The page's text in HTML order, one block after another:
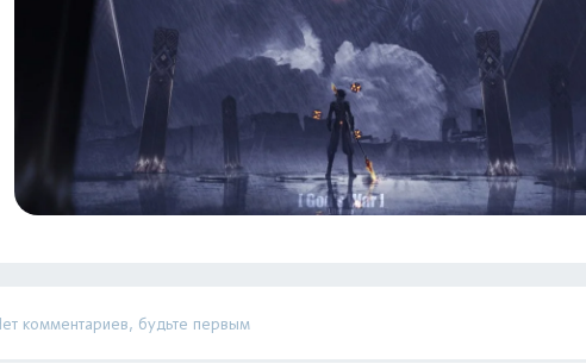
комментариев, будьте первым